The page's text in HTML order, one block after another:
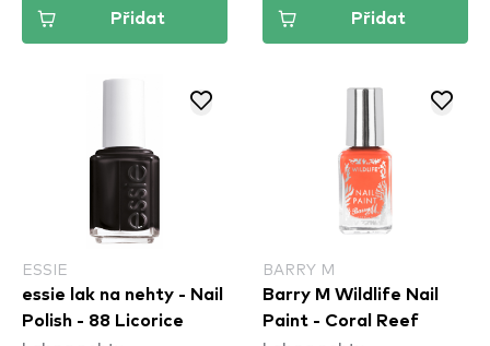
Přidat Přidat
ESSIE
essie lak na nehty - Nail
Polish - 88 Licorice
BARRY M
Barry M Wildlife Nail
Paint - Coral Reef